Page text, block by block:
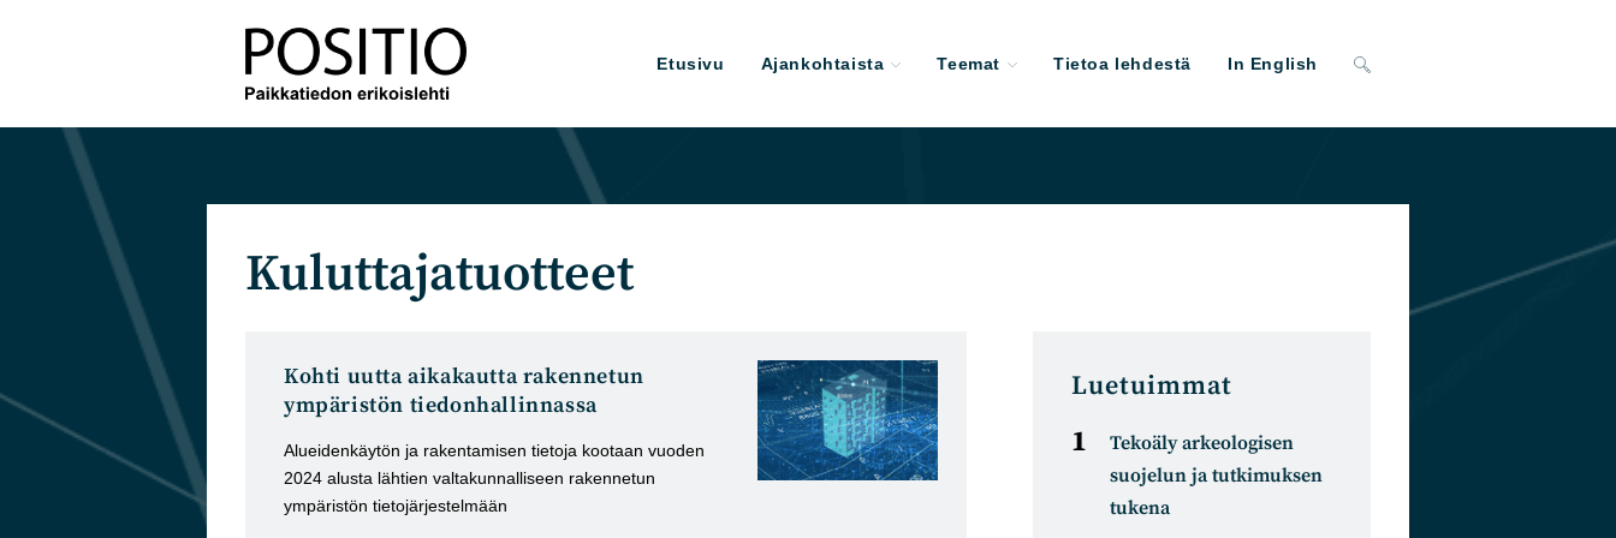
Etusivu Ajankohtaista Teemat Tietoa lehdestä In English Toggle
Kuluttajatuotteet
Kohti uutta aikakautta rakennetun
ympäristön tiedonhallinnassa
Alueidenkäytön ja rakentamisen tietoja kootaan vuoden
2024 alusta lähtien valtakunnalliseen rakennetun
ympäristön tietojärjestelmään
Luetuimmat
Tekoäly arkeologisen
suojelun ja tutkimuksen
tukena